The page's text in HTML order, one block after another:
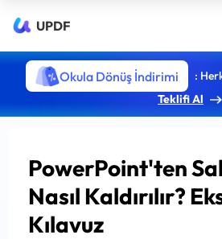
UPDF
Okula Dönüş İndirimi
:
Teklifi Al
PowerPoint'ten
Nasıl Kaldırılır?
Kılavuz